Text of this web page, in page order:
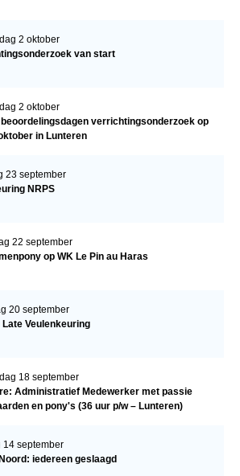
2 oktober
van start
2 oktober
verrichtingsonderzoek op
in Lunteren
23 september
NRPS
22 september
op WK Le Pin au Haras
20 september
Veulenkeuring
18 september
Administratief Medewerker met passie
en pony's (36 uur p/w – Lunteren)
14 september
iedereen geslaagd